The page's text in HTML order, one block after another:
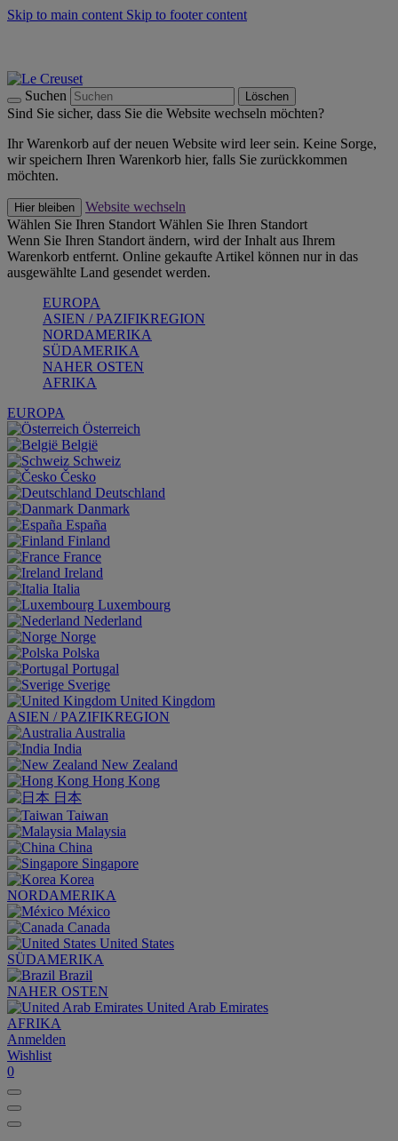
Skip to main content Skip to footer content
Suchen Löschen
Sind Sie sicher, dass Sie die Website wechseln möchten?
Ihr Warenkorb auf der neuen Website wird leer sein. Keine Sorge,
wir speichern Ihren Warenkorb hier, falls Sie zurückkommen
möchten.
Hier bleiben
Website wechseln
Wählen Sie Ihren Standort Wählen Sie Ihren Standort
Wenn Sie Ihren Standort ändern, wird der Inhalt aus Ihrem
Warenkorb entfernt. Online gekaufte Artikel können nur in das
ausgewählte Land gesendet werden.
EUROPA
ASIEN / PAZIFIKREGION
NORDAMERIKA
SÜDAMERIKA
NAHER OSTEN
AFRIKA
EUROPA
Österreich
België
Schweiz
Česko
Deutschland
Danmark
España
Finland
France
Ireland
Italia
Luxembourg
Nederland
Norge
Polska
Portugal
Sverige
United Kingdom
ASIEN / PAZIFIKREGION
Australia
India
New Zealand
Hong Kong
日本
Taiwan
Malaysia
China
Singapore
Korea
NORDAMERIKA
México
Canada
United States
SÜDAMERIKA
Brazil
NAHER OSTEN
United Arab Emirates
AFRIKA
Anmelden
Wishlist
0